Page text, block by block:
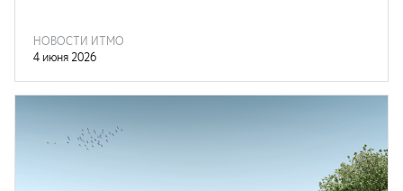
НОВОСТИ ИТМО
4 июня 2026